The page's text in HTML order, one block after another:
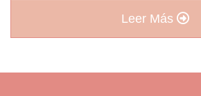
Leer Más